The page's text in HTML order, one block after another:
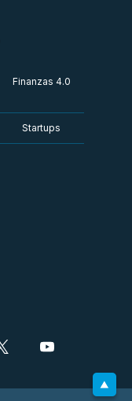
Finanzas 4.0
Startups